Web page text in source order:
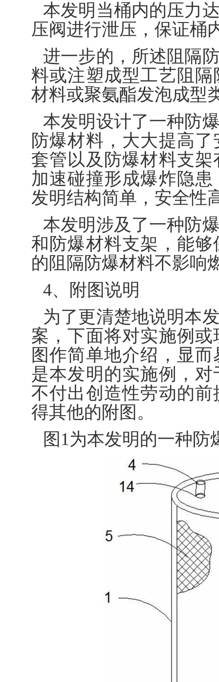
本发明当桶内的压力
压阀进行泄压，保证
进一步的，所述阻隔
料或注塑成型工艺阻
材料或聚氨酯发泡成
本发明设计了一种防
防爆材料，大大提高
套管以及防爆材料支
加速碰撞形成爆炸隐
发明结构简单，安全
本发明涉及了一种防
和防爆材料支架，能
的阻隔防爆材料不影
4、附图说明
为了更清楚地说明本
案，下面将对实施例
图作简单地介绍，显
是本发明的实施例，
不付出创造性劳动的
得其他的附图。
图1为本发明的一种